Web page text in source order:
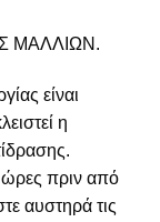
ΜΑΛΛΙΩΝ.
είναι
η
ώρες πριν από
αυστηρά τις